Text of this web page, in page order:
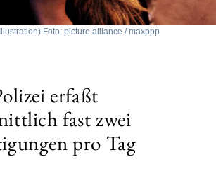
Foto: picture alliance / maxppp
erfaßt
fast zwei
pro Tag